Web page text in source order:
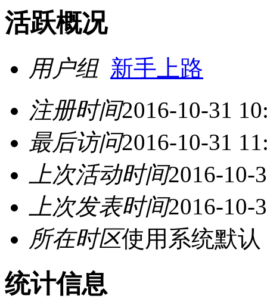
活跃概况
用户组 新手上路
注册时间2016-10-31
最后访问2016-10-31
上次活动时间2016-10-
上次发表时间2016-10-
所在时区使用系统默认
统计信息